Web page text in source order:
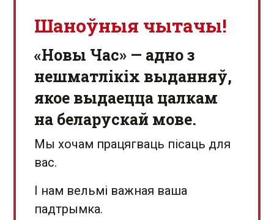
Шаноўныя чытачы!
«Новы Час» — адно з
нешматлікіх выданняў,
якое выдаецца цалкам
на беларускай мове.
Мы хочам працягваць пісаць для
вас.
І нам вельмі важная ваша
падтрымка.